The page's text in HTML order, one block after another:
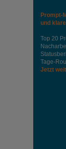
Prompt-
und
Top 20
Tage-
Jetzt